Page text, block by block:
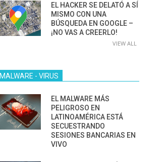
EL HACKER SE DELATÓ A SÍ
MISMO CON UNA
BÚSQUEDA EN GOOGLE –
¡NO VAS A CREERLO!
VIEW ALL
MALWARE - VIRUS
EL MALWARE MÁS
PELIGROSO EN
LATINOAMÉRICA ESTÁ
SECUESTRANDO
SESIONES BANCARIAS EN
VIVO